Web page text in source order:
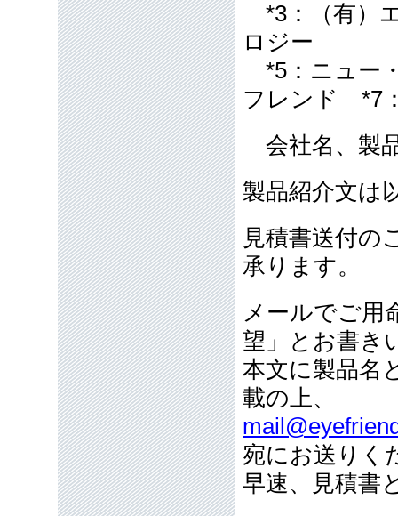
*3：（有）
ロジー
*5：ニュー
フレンド *7
会社名、製
製品紹介文は
見積書送付の
承ります。
メールでご用
望」とお書き
本文に製品名
載の上、
宛にお送りく
早速、見積書